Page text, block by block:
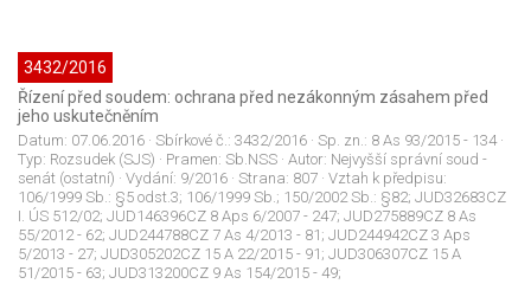
3432/2016
Řízení před soudem: ochrana před nezákonným zásahem před
jeho uskutečněním
Datum: 07.06.2016 · Sbírkové č.: 3432/2016 · Sp. zn.: 8 As 93/2015 - 134·
Typ: Rozsudek (SJS) · Pramen: Sb.NSS · Autor: Nejvyšší správní soud -
senát (ostatní) · Vydání: 9/2016 · Strana: 807 · Vztah k předpisu:
106/1999 Sb.: §5 odst.3; 106/1999 Sb.; 150/2002 Sb.: §82; JUD32683CZ
I. ÚS 512/02; JUD146396CZ 8 Aps 6/2007 - 247; JUD275889CZ 8 As
55/2012 - 62; JUD244788CZ 7 As 4/2013 - 81; JUD244942CZ 3 Aps
5/2013 - 27; JUD305202CZ 15 A 22/2015 - 91; JUD306307CZ 15 A
51/2015 - 63; JUD313200CZ 9 As 154/2015 - 49;